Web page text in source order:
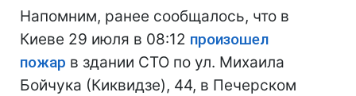
Напомним, ранее сообщалось, что в
Киеве 29 июля в 08:12 произошел
пожар в здании СТО по ул. Михаила
Бойчука (Киквидзе), 44, в Печерском